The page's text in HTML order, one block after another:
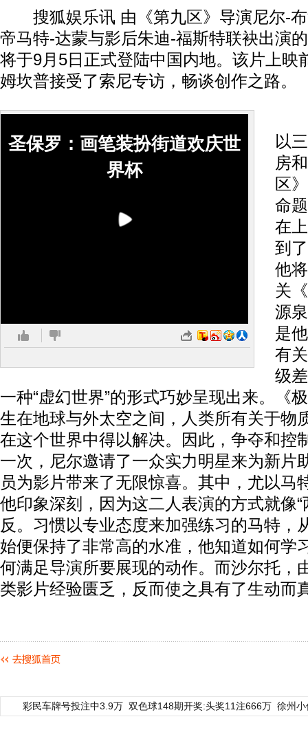
搜狐娱乐讯 由《第九区》导演尼尔-布
帝马特-达蒙与影后朱迪-福斯特联袂出演
将于9月5日正式登陆中国内地。该片上映
姆坎普接受了索尼专访，畅谈创作之路。
圣保罗：画笔装扮街道欢庆世
界杯
以
房
区
命
在
到
他
关
源
是
有
级
一种“虚幻世界”的形式巧妙呈现出来。《
生在地球与外太空之间，人类所有关于物
在这个世界中得以解决。因此，争夺和控
一次，尼尔邀请了一众实力明星来为新片
员为影片带来了无限惊喜。其中，尤以马
他印象深刻，因为这二人表演的方式就像“
反。习惯以专业态度来加强练习的马特，
始便保持了非常高的水准，他知道如何学
何满足导演所要展现的动作。而沙尔托，
类影片经验匮乏，反而使之具有了生动而
彩民车牌号投注中3.9万 双色球148期开奖:头奖11注666万 徐州